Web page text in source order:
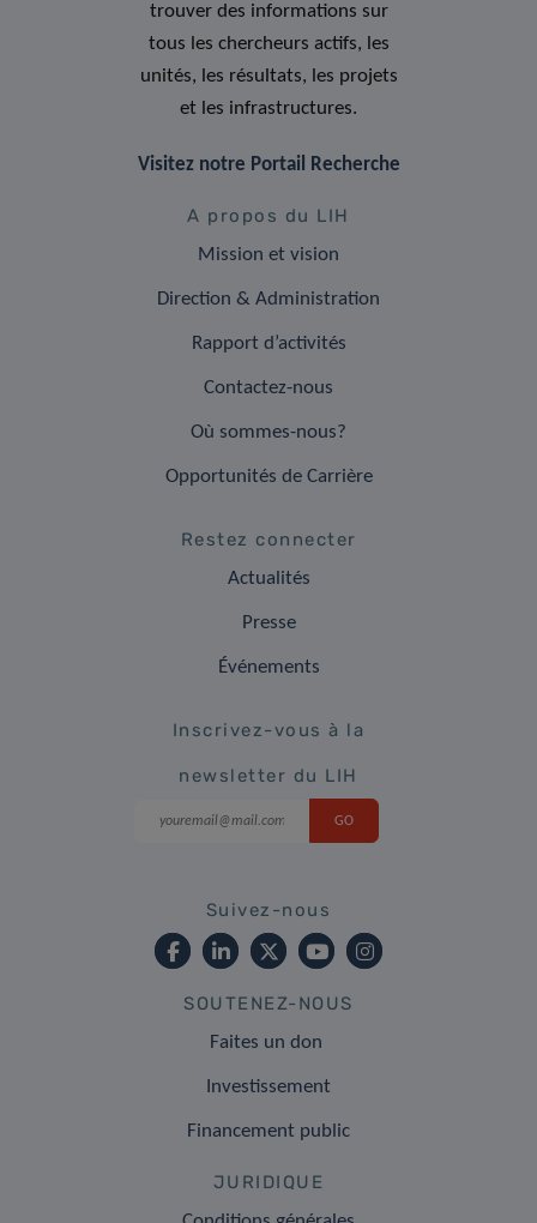
trouver des informations sur
tous les chercheurs actifs, les
unités, les résultats, les projets
et les infrastructures.
Visitez notre Portail Recherche
A propos du LIH
Mission et vision
Direction & Administration
Rapport d’activités
Contactez-nous
Où sommes-nous?
Opportunités de Carrière
Restez connecter
Actualités
Presse
Événements
Inscrivez-vous à la
newsletter du LIH
Suivez-nous
SOUTENEZ-NOUS
Faites un don
Investissement
Financement public
JURIDIQUE